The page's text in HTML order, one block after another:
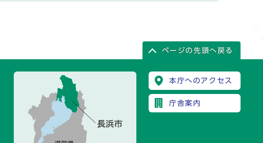
ページの先頭へ戻る
本庁へのアクセス
庁舎案内